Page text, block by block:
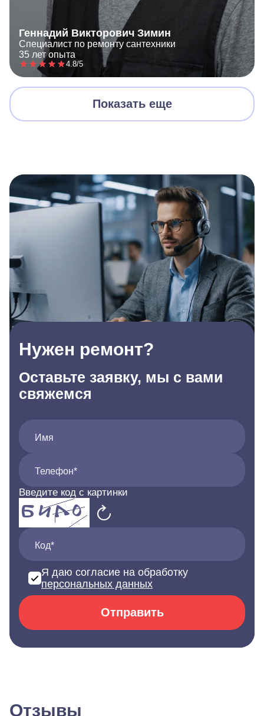
Геннадий Викторович Зимин
Специалист по ремонту сантехники
35 лет опыта
4.8/5
Показать еще
Нужен ремонт?
Оставьте заявку, мы с вами
свяжемся
Имя
Телефон*
Введите код с картинки
Код*
Я даю согласие на обработку
персональных данных
Отправить
Отзывы